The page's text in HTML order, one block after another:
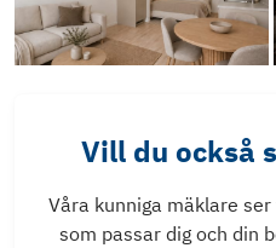
Vill du också
Våra kunniga mäklare
som passar dig och din